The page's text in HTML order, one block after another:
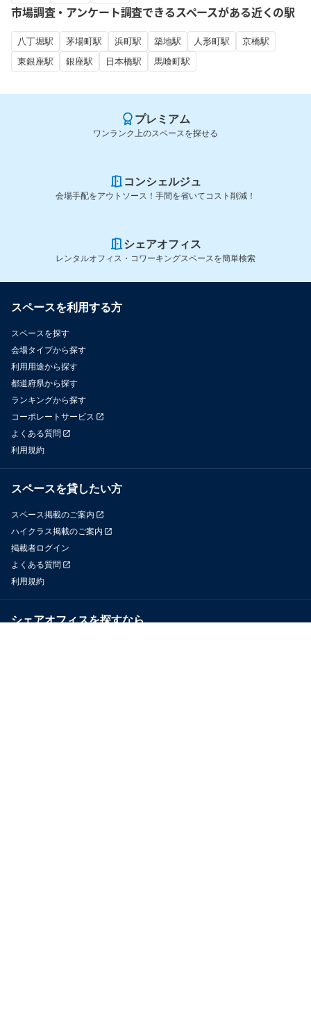
市場調査・アンケート調査できるスペースがある近くの駅
八丁堀駅 茅場町駅 浜町駅 築地駅 人形町駅
京橋駅
東銀座駅
銀座駅 日本橋駅 馬喰町駅
プレミアム
ワンランク上のスペースを探せる
コンシェルジュ
会場手配をアウトソース！手間を省いてコスト削減！
シェアオフィス
レンタルオフィス・コワーキングスペースを簡単検索
スペースを利用する方
スペースを探す
会場タイプから探す
利用用途から探す
都道府県から探す
ランキングから探す
コーポレートサービス
よくある質問
利用規約
スペースを貸したい方
スペース掲載のご案内
ハイクラス掲載のご案内
掲載者ログイン
よくある質問
利用規約
シェアオフィスを探すなら